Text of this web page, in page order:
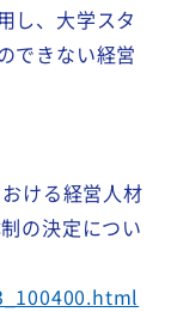
し、大学スタ
できない経営
ける経営人材
の決定につい